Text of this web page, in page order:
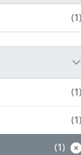
(1)
(1)
(1)
(1)